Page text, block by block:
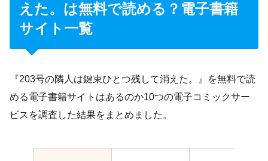
えた。は無料で読める？電子書籍
サイト一覧
『203号の隣人は鍵束ひとつ残して消えた。』を無料で読
める電子書籍サイトはあるのか10つの電子コミックサー
ビスを調査した結果をまとめました。